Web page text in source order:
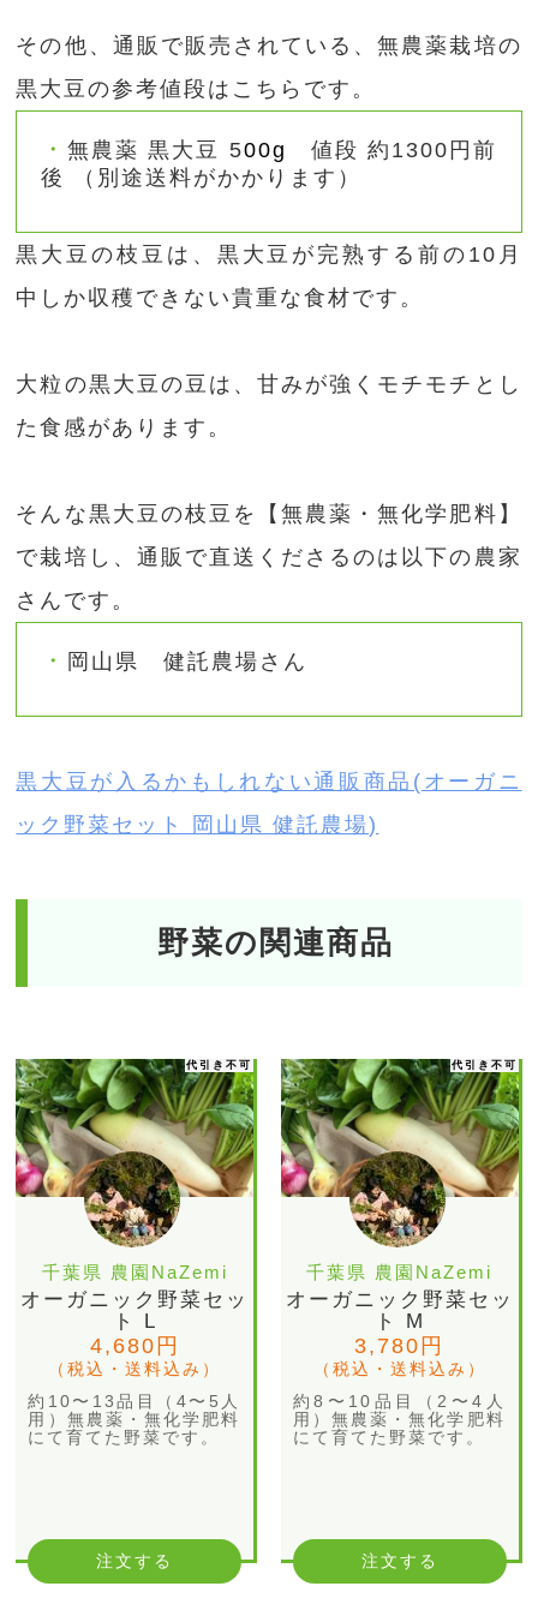
その他、通販で販売されている、無農薬栽培の
黒大豆の参考値段はこちらです。
無農薬 黒大豆 500g
値段 約1300円前
後 （別途送料がかかります）
黒大豆の枝豆は、黒大豆が完熟する前の10月
中しか収穫できない貴重な食材です。
大粒の黒大豆の豆は、甘みが強くモチモチとし
た食感があります。
そんな黒大豆の枝豆を【無農薬・無化学肥料】
で栽培し、通販で直送くださるのは以下の農家
さんです。
岡山県 健託農場さん
黒大豆が入るかもしれない通販商品(オーガニ
ック野菜セット 岡山県 健託農場)
野菜の関連商品
代引き不可
千葉県 農園NaZemi
オーガニック野菜セッ
ト L
4,680円
（税込・送料込み）
約10〜13品目（4〜5人
用）無農薬・無化学肥料
にて育てた野菜です。
注文する
代引き不可
千葉県 農園NaZemi
オーガニック野菜セッ
ト M
3,780円
（税込・送料込み）
約8〜10品目（2〜4人
用）無農薬・無化学肥料
にて育てた野菜です。
注文する